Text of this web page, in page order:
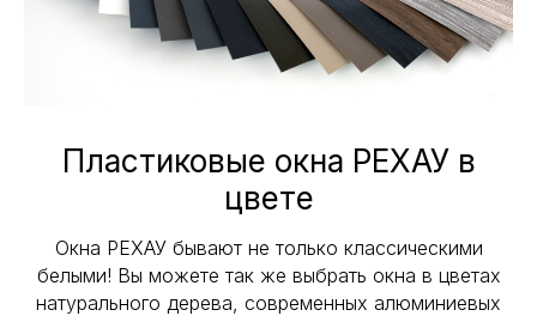
Пластиковые окна РЕХАУ в
цвете
Окна РЕХАУ бывают не только классическими
белыми! Вы можете так же выбрать окна в цветах
натурального дерева, современных алюминиевых